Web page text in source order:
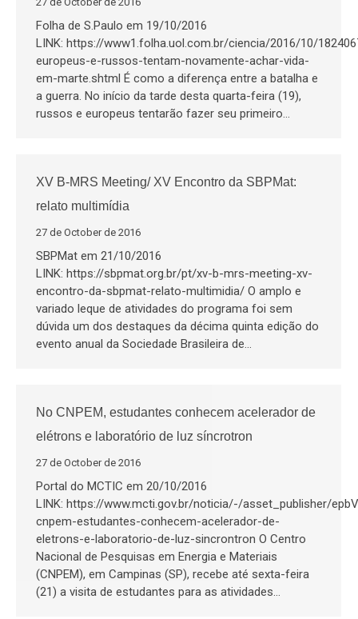
Folha de S.Paulo em 19/10/2016
LINK: https://www1.folha.uol.com.br/ciencia/2016/10/
europeus-e-russos-tentam-novamente-achar-vida-
em-marte.shtml É como a diferença entre a batalha e
a guerra. No início da tarde desta quarta-feira (19),
russos e europeus tentarão fazer seu primeiro…
XV B-MRS Meeting/ XV Encontro da SBPMat:
relato multimídia
27 de October de 2016
SBPMat em 21/10/2016
LINK: https://sbpmat.org.br/pt/xv-b-mrs-meeting-xv-
encontro-da-sbpmat-relato-multimidia/ O amplo e
variado leque de atividades do programa foi sem
dúvida um dos destaques da décima quinta edição do
evento anual da Sociedade Brasileira de…
No CNPEM, estudantes conhecem acelerador de
elétrons e laboratório de luz síncrotron
27 de October de 2016
Portal do MCTIC em 20/10/2016
LINK: https://www.mcti.gov.br/noticia/-/asset_publisher/
cnpem-estudantes-conhecem-acelerador-de-
eletrons-e-laboratorio-de-luz-sincrontron O Centro
Nacional de Pesquisas em Energia e Materiais
(CNPEM), em Campinas (SP), recebe até sexta-feira
(21) a visita de estudantes para as atividades…